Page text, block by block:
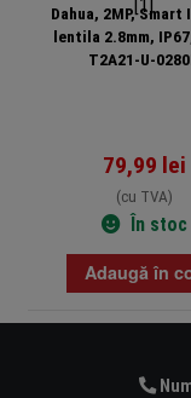
Dahua, 2MP, Smart
lentila 2.8mm,
T2A21-U-
79,99 lei
(cu TVA)
În stoc
Adaugă în